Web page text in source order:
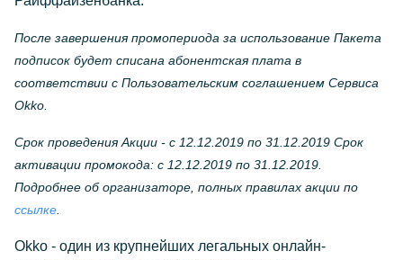
После завершения промопериода за использование Пакета
подписок будет списана абонентская плата в
соответствии с Пользовательским соглашением Сервиса
Okko.
Срок проведения Акции - c 12.12.2019 по 31.12.2019 Срок
активации промокода: c 12.12.2019 по 31.12.2019.
Подробнее об организаторе, полных правилах акции по
ссылке
Okko - один из крупнейших легальных онлайн-